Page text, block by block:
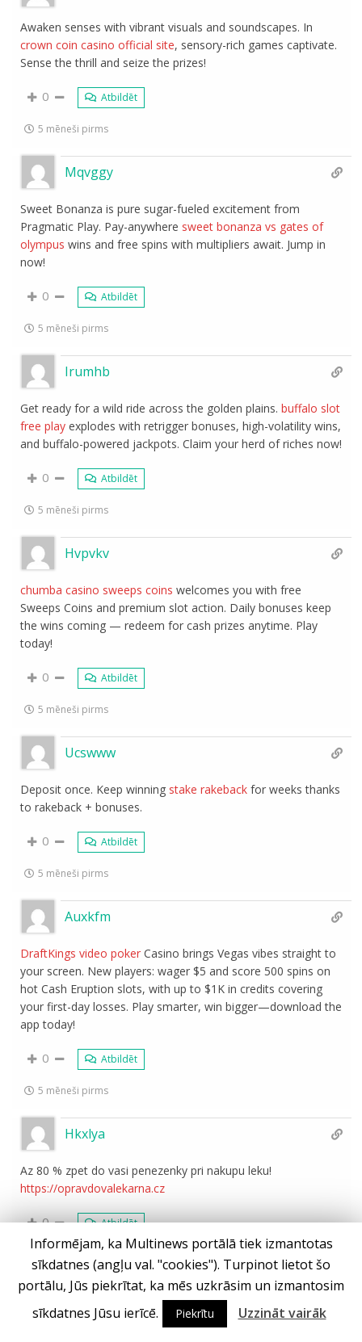
Awaken senses with vibrant visuals and soundscapes. In
crown coin casino official site, sensory-rich games captivate.
Sense the thrill and seize the prizes!
0 Atbildēt
5 mēneši pirms
Mqvggy
Sweet Bonanza is pure sugar-fueled excitement from
Pragmatic Play. Pay-anywhere sweet bonanza vs gates of
olympus wins and free spins with multipliers await. Jump in
now!
0 Atbildēt
5 mēneši pirms
Irumhb
Get ready for a wild ride across the golden plains.buffalo slot
free play explodes with retrigger bonuses, high-volatility wins,
and buffalo-powered jackpots. Claim your herd of riches now!
0 Atbildēt
5 mēneši pirms
Hvpvkv
chumba casino sweeps coins welcomes you with free
Sweeps Coins and premium slot action. Daily bonuses keep
the wins coming — redeem for cash prizes anytime. Play
today!
0 Atbildēt
5 mēneši pirms
Ucswww
Deposit once. Keep winning stake rakeback for weeks thanks
to rakeback + bonuses.
0 Atbildēt
5 mēneši pirms
Auxkfm
DraftKings video poker Casino brings Vegas vibes straight to
your screen. New players: wager $5 and score 500 spins on
hot Cash Eruption slots, with up to $1K in credits covering
your first-day losses. Play smarter, win bigger—download the
app today!
0 Atbildēt
5 mēneši pirms
Hkxlya
Az 80 % zpet do vasi penezenky pri nakupu leku!
https://opravdovalekarna.cz
0 Atbildēt
5 mēneši pirms
Ielādēt vēl
Informējam, ka Multinews portālā tiek izmantotas
sīkdatnes (angļu val. "cookies"). Turpinot lietot šo
portālu, Jūs piekrītat, ka mēs uzkrāsim un izmantosim
sīkdatnes Jūsu ierīcē.
Piekrītu Uzzināt vairāk